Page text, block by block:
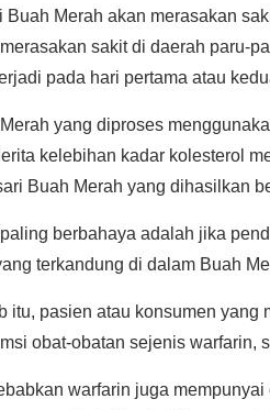
Buah Merah akan merasakan
sakit di daerah paru-
pada hari pertama atau
yang diproses
kelebihan kadar kolesterol
Buah Merah yang dihasilkan
berbahaya adalah jika
terkandung di dalam Buah
itu, pasien atau konsumen
obat-obatan sejenis warfarin,
warfarin juga